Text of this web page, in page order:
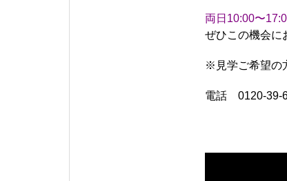
両日10:00〜
ぜひこの機会に
※見学ご希望の
電話 0120-39-